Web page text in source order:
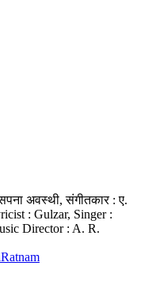
अवस्थी, संगीतकार : ए.
: Gulzar, Singer :
Director : A. R.